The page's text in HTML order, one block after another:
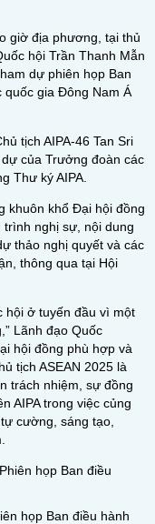
giờ địa phương, tại thủ
hội Trần Thanh Mẫn
dự phiên họp Ban
quốc gia Đông Nam Á
tịch AIPA-46 Tan Sri
của Trưởng đoàn các
Thư ký AIPA.
khuôn khổ Đại hội đồng
nghị sự, nội dung
thảo nghị quyết và các
thông qua tại Hội
hội ở tuyến đầu vì một
Lãnh đạo Quốc
hội đồng phù hợp và
tịch ASEAN 2025 là
trách nhiệm, sự đồng
AIPA trong việc củng
cường, sáng tạo,
họp Ban điều hành